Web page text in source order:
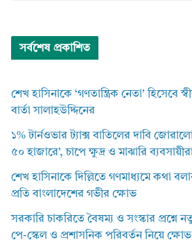
সর্বশেষ প্রকাশিত
শেখ হাসিনাকে ‘গণতান্ত্রিক নেতা’ হিসেবে
বার্তা সালাহউদ্দিনের
১% টার্নওভার ট্যাক্স বাতিলের দাবি
৫০ হাজারে’, চাপে ক্ষুদ্র ও মাঝারি ব্যবসায়ীরা
শেখ হাসিনাকে দিল্লিতে গণমাধ্যমে কথা
প্রতি বাংলাদেশের গভীর ক্ষোভ
সরকারি চাকরিতে বৈষম্য ও সংস্কার
পে-স্কেল ও প্রশাসনিক পরিবর্তন নিয়ে ক্ষোভ